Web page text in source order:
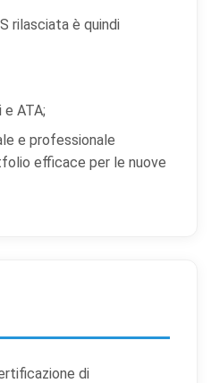
rilasciata è quindi
ATA;
e professionale
efficace per le nuove
di